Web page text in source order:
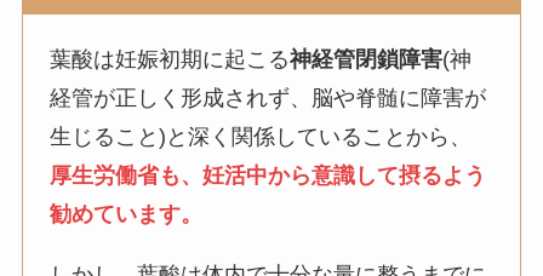
葉酸は妊娠初期に起こる神経管閉鎖障害(神
経管が正しく形成されず、脳や脊髄に障害が
生じること)と深く関係していることから、
厚生労働省も、妊活中から意識して摂るよう
勧めています。